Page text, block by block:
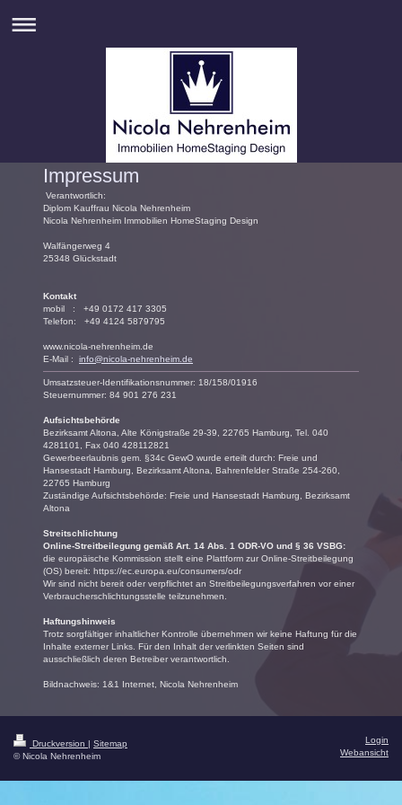
Impressum
Verantwortlich:
Diplom Kauffrau Nicola Nehrenheim
Nicola Nehrenheim Immobilien HomeStaging Design
Walfängerweg 4
25348 Glückstadt
Kontakt
mobil : +49 0172 417 3305
Telefon: +49 4124 5879795
www.nicola-nehrenheim.de
E-Mail : info@nicola-nehrenheim.de
Umsatzsteuer-Identifikationsnummer: 18/158/01916
Steuernummer: 84 901 276 231
Aufsichtsbehörde
Bezirksamt Altona, Alte Königstraße 29-39, 22765 Hamburg, Tel. 040
4281101, Fax 040 428112821
Gewerbeerlaubnis gem. §34c GewO wurde erteilt durch: Freie und
Hansestadt Hamburg, Bezirksamt Altona, Bahrenfelder Straße 254-260,
22765 Hamburg
Zuständige Aufsichtsbehörde: Freie und Hansestadt Hamburg, Bezirksamt
Altona
Streitschlichtung
Online-Streitbeilegung gemäß Art. 14 Abs. 1 ODR-VO und § 36 VSBG:
die europäische Kommission stellt eine Plattform zur Online-Streitbeilegung
(OS) bereit: https://ec.europa.eu/consumers/odr
Wir sind nicht bereit oder verpflichtet an Streitbeilegungsverfahren vor einer
Verbraucherschlichtungsstelle teilzunehmen.
Haftungshinweis
Trotz sorgfältiger inhaltlicher Kontrolle übernehmen wir keine Haftung für die
Inhalte externer Links. Für den Inhalt der verlinkten Seiten sind
ausschließlich deren Betreiber verantwortlich.
Bildnachweis: 1&1 Internet, Nicola Nehrenheim
Druckversion | Sitemap
© Nicola Nehrenheim
Login
Webansicht